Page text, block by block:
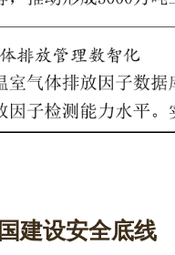
建设安全底线